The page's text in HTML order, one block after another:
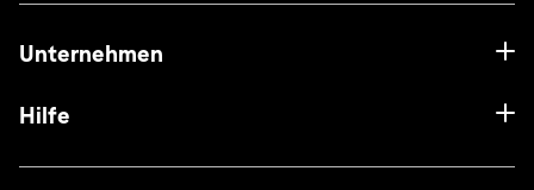
Unternehmen
Hilfe